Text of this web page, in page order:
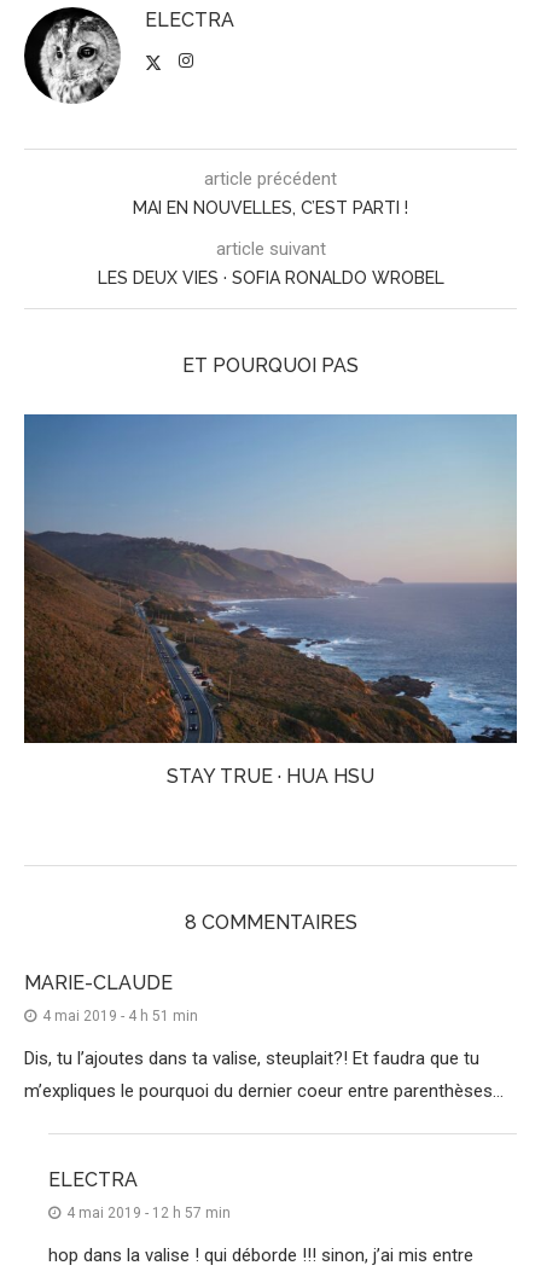
ELECTRA
article précédent
MAI EN NOUVELLES, C’EST PARTI !
article suivant
LES DEUX VIES · SOFIA RONALDO WROBEL
ET POURQUOI PAS
STAY TRUE · HUA HSU
8 COMMENTAIRES
MARIE-CLAUDE
4 mai 2019 - 4 h 51 min
Dis, tu l’ajoutes dans ta valise, steuplait?! Et faudra que tu
m’expliques le pourquoi du dernier coeur entre parenthèses…
ELECTRA
4 mai 2019 - 12 h 57 min
hop dans la valise ! qui déborde !!! sinon, j’ai mis entre